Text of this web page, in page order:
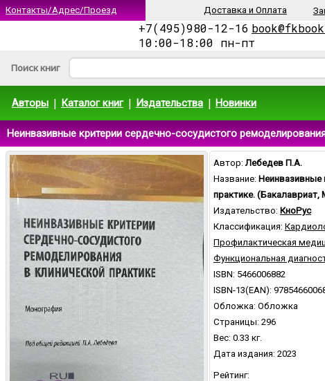
Контакты/Адрес/Проезд Доставка и Оплата
+7(495)980-12-16
10:00-18:00 пн-пт
Поиск книг
Авторы | Каталог книг | Издательства | Новинки
Неинвазивные критерии сердечно-сосудистого
Автор:Лебедев П.А.
Название: Неинвазивные
практике. (Бакалавриат,
Издательство: КноРус
Классификация:
Профилактическая
Функциональная
ISBN: 5466006882
ISBN-13(EAN):
Обложка: Обложка
Страницы: 296
Вес: 0.33 кг.
Дата издания: 2023
Рейтинг: